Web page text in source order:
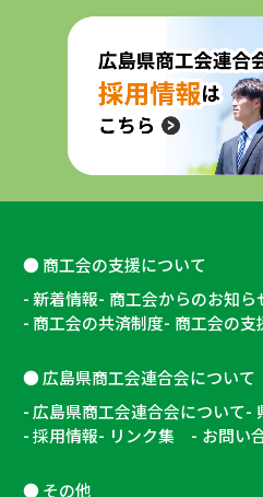
商工会の支援について
新着情報 商工会からのお知ら
商工会の共済制度 商工会の支
広島県商工会連合会について
広島県商工会連合会について
採用情報
リンク集 お問い
その他